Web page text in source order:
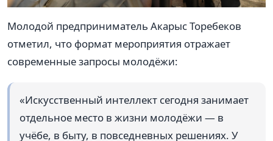
Молодой предприниматель Акарыс Торебеков
отметил, что формат мероприятия отражает
современные запросы молодёжи:
«Искусственный интеллект сегодня занимает
отдельное место в жизни молодёжи — в
учёбе, в быту, в повседневных решениях. У